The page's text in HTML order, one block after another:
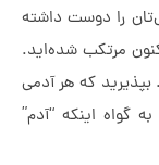
دوست داشته
شده‌اید.
که هر آدمی
“آدم”